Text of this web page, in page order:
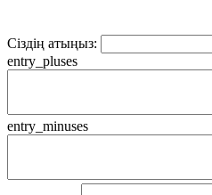
Сіздің атыңыз:
entry_pluses
entry_minuses